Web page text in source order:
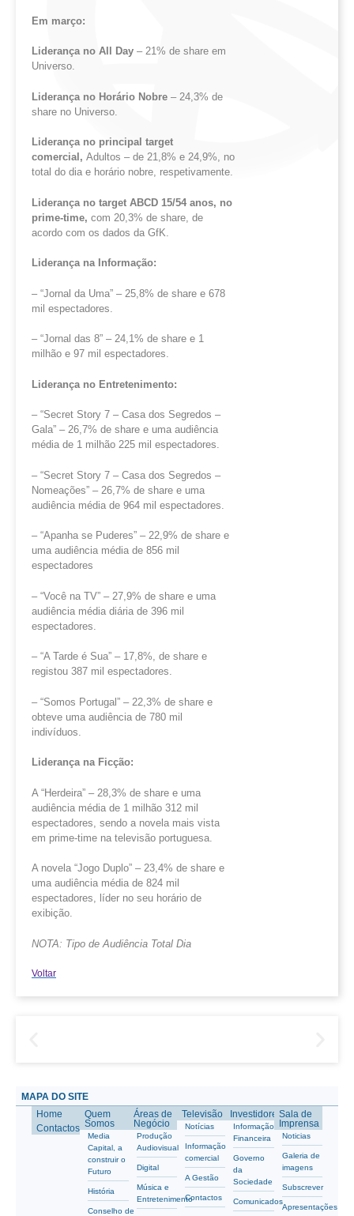
Em março:
Liderança no All Day – 21% de share em
Universo.
Liderança no Horário Nobre – 24,3% de
share no Universo.
Liderança no principal target
comercial, Adultos – de 21,8% e 24,9%, no
total do dia e horário nobre, respetivamente.
Liderança no target ABCD 15/54 anos, no
prime-time, com 20,3% de share, de
acordo com os dados da GfK.
Liderança na Informação:
– “Jornal da Uma” – 25,8% de share e 678
mil espectadores.
– “Jornal das 8” – 24,1% de share e 1
milhão e 97 mil espectadores.
Liderança no Entretenimento:
– “Secret Story 7 – Casa dos Segredos –
Gala” – 26,7% de share e uma audiência
média de 1 milhão 225 mil espectadores.
– “Secret Story 7 – Casa dos Segredos –
Nomeações” – 26,7% de share e uma
audiência média de 964 mil espectadores.
– “Apanha se Puderes” – 22,9% de share e
uma audiência média de 856 mil
espectadores
– “Você na TV” – 27,9% de share e uma
audiência média diária de 396 mil
espectadores.
– “A Tarde é Sua” – 17,8%, de share e
registou 387 mil espectadores.
– “Somos Portugal” – 22,3% de share e
obteve uma audiência de 780 mil
indivíduos.
Liderança na Ficção:
A “Herdeira” – 28,3% de share e uma
audiência média de 1 milhão 312 mil
espectadores, sendo a novela mais vista
em prime-time na televisão portuguesa.
A novela “Jogo Duplo” – 23,4% de share e
uma audiência média de 824 mil
espectadores, líder no seu horário de
exibição.
NOTA: Tipo de Audiência Total Dia
Voltar
MAPA DO SITE
Home
Contactos
Quem
Somos
Media
Capital, a
construir o
Futuro
História
Conselho de
Áreas de
Negócio
Produção
Audiovisual
Digital
Música e
Entretenimento
Televisão
Notícias
Informação
comercial
A Gestão
Contactos
Investidores
Informação
Financeira
Governo
da
Sociedade
Comunicados
Sala de
Imprensa
Noticias
Galeria de
imagens
Subscrever
Apresentações